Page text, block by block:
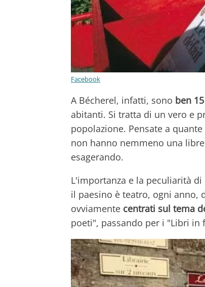
Facebook
A Bécherel, infatti, sono ben
abitanti. Si tratta di un vero e
popolazione. Pensate a
non hanno nemmeno una
esagerando.
L'importanza e la peculiarità
il paesino è teatro, ogni anno,
ovviamente centrati sul tema
poeti", passando per i "Libri in